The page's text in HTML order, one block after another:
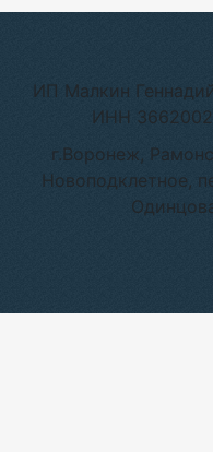
ИП Малкин
ИНН
г.Воронеж,
Новоподклетное,